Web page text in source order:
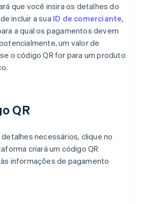
que você insira os detalhes do
incluir a sua ID de comerciante,
a qual os pagamentos devem
um valor de
o código QR for para um produto
QR
necessários, clique no
criará um código QR
informações de pagamento